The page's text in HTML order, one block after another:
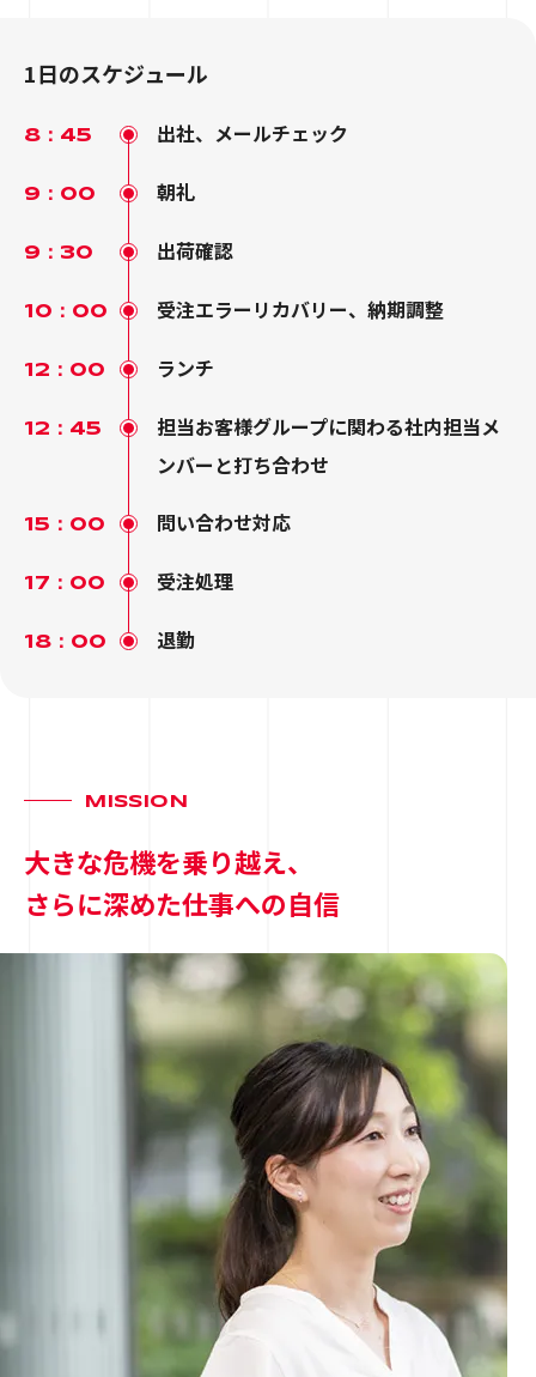
1日のスケジュール
8：45 出社、メールチェック
9：00 朝礼
9：30 出荷確認
10：00 受注エラーリカバリー、納期調整
12：00 ランチ
12：45
担当お客様グループに関わる社内担当メ
ンバーと打ち合わせ
15：00 問い合わせ対応
17：00 受注処理
18：00 退勤
MISSION
大きな危機を乗り越え、
さらに深めた仕事への自信